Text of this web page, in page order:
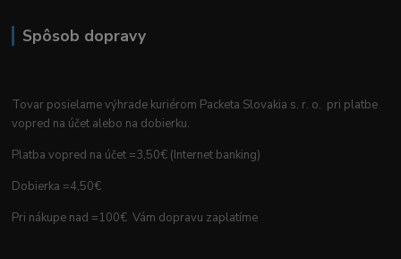
Spôsob dopravy
Tovar posielame výhrade kuriérom Packeta Slovakia s. r. o. pri platbe
vopred na účet alebo na dobierku.
Platba vopred na účet =3,50€ (Internet banking)
Dobierka =4,50€
Pri nákupe nad =100€ Vám dopravu zaplatíme